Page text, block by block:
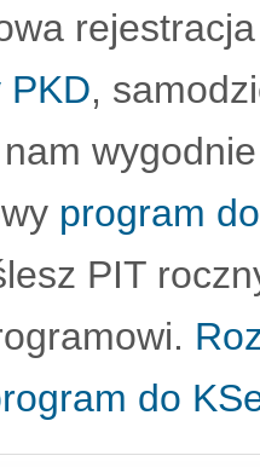
PKD,
program
PIT
do